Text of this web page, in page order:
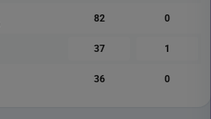
82 0
37 1
36 0